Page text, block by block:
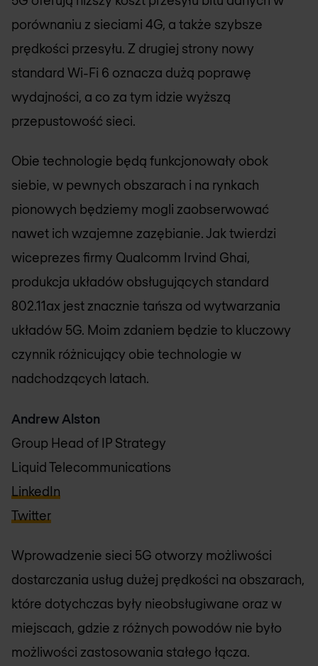
porównaniu z sieciami 4G, a także szybsze
prędkości przesyłu. Z drugiej strony nowy
standard Wi-Fi 6 oznacza dużą poprawę
wydajności, a co za tym idzie wyższą
przepustowość sieci.
Obie technologie będą funkcjonowały obok
siebie, w pewnych obszarach i na rynkach
pionowych będziemy mogli zaobserwować
nawet ich wzajemne zazębianie. Jak twierdzi
wiceprezes firmy Qualcomm Irvind Ghai,
produkcja układów obsługujących standard
802.11ax jest znacznie tańsza od wytwarzania
układów 5G. Moim zdaniem będzie to kluczowy
czynnik różnicujący obie technologie w
nadchodzących latach.
Andrew Alston
Group Head of IP Strategy
Liquid Telecommunications
LinkedIn
Twitter
Wprowadzenie sieci 5G otworzy możliwości
dostarczania usług dużej prędkości na obszarach,
które dotychczas były nieobsługiwane oraz w
miejscach, gdzie z różnych powodów nie było
możliwości zastosowania stałego łącza.